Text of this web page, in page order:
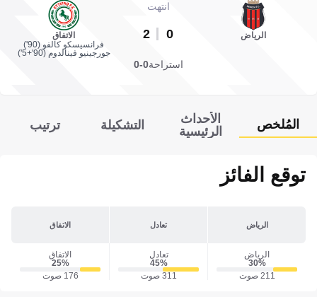
الرياض
انتهت
0
2
الاتفاق
فرانسيسكو كالفو (90')
جورجينيو فينالدوم (90'+5')
استراحة0-0
المُلخص
الأحداث
الرئيسية
التشكيلة ترتيب
توقع الفائز
الرياض تعادل الاتفاق
الرياض
30‎%‎
211 صوت
تعادل
45‎%‎
311 صوت
الاتفاق
25‎%‎
176 صوت